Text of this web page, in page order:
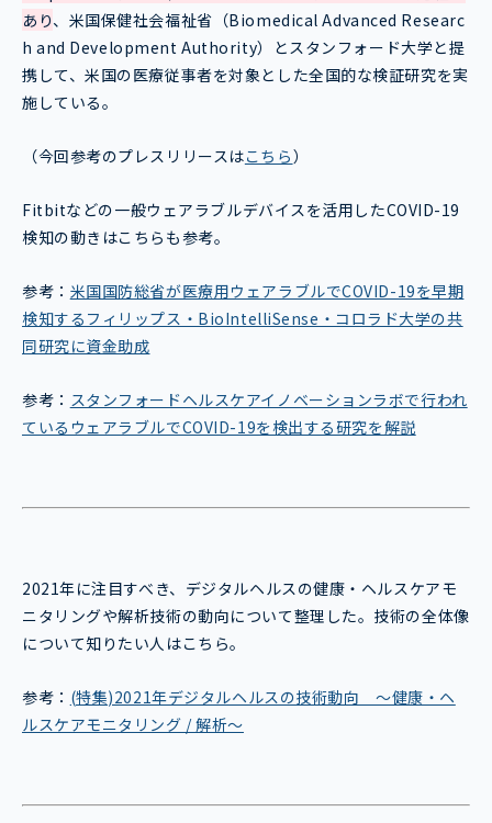
あり、米国保健社会福祉省（Biomedical Advanced Researc
h and Development Authority）とスタンフォード大学と提
携して、米国の医療従事者を対象とした全国的な検証研究を実
施している。
（今回参考のプレスリリースはこちら）
Fitbitなどの一般ウェアラブルデバイスを活用したCOVID-19
検知の動きはこちらも参考。
参考： 米国国防総省が医療用ウェアラブルでCOVID-19を早期
検知するフィリップス・BioIntelliSense・コロラド大学の共
同研究に資金助成
参考： スタンフォードヘルスケアイノベーションラボで行われ
ているウェアラブルでCOVID-19を検出する研究を解説
2021年に注目すべき、デジタルヘルスの健康・ヘルスケアモ
ニタリングや解析技術の動向について整理した。技術の全体像
について知りたい人はこちら。
参考： (特集)2021年デジタルヘルスの技術動向 ～健康・ヘ
ルスケアモニタリング / 解析～